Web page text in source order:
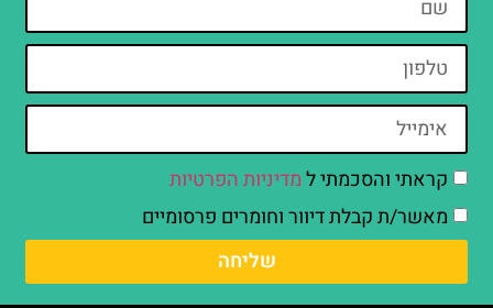
קראתי והסכמתי למדיניות הפרטיות
מאשר/ת קבלת דיוור וחומרים פרסומיים
שליחה